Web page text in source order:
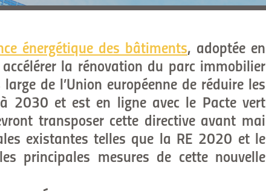
énergétique des bâtiments, adoptée en
la rénovation du parc immobilier
de l’Union européenne de réduire les
2030 et est en ligne avec le Pacte vert
transposer cette directive avant mai
existantes telles que la RE 2020 et le
principales mesures de cette nouvelle